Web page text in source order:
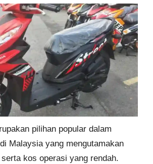
pilihan popular dalam
Malaysia yang mengutamakan
kos operasi yang rendah.